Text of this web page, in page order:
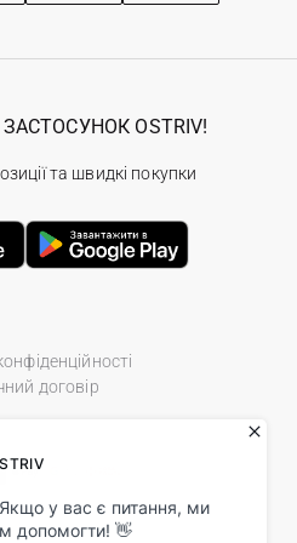
договір
All Rights Reserved.
OSTRIV!
та швидкі покупки